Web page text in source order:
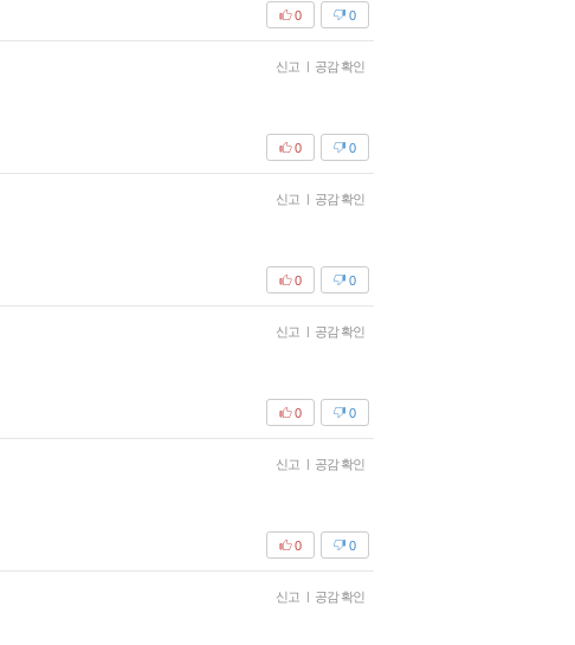
0
0
신고 | 공감 확인
0
0
신고 | 공감 확인
0
0
신고 | 공감 확인
0
0
신고 | 공감 확인
0
0
신고 | 공감 확인